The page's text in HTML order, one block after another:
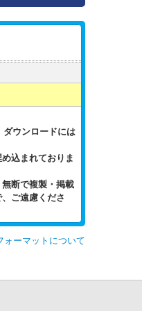
ウンロードには
込まれておりま
断で複製・掲載
ご遠慮くださ
ォーマットについて